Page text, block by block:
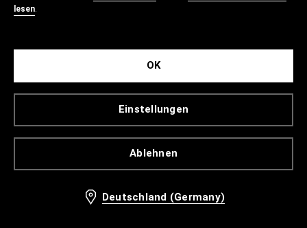
lesen.
Ablehnen
Einstellungen
OK
Deutschland (Germany)